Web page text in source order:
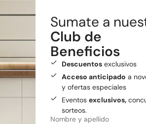
Realizamos envíos a todo
Envío gratis a
Medios de pago
Pagá tu compra con
Sumate a
Club de
Beneficios
Descuentosexclusivos
Acceso anticipado a
y ofertas especiales
Eventos exclusivos,
sorteos.
Nombre y apellido